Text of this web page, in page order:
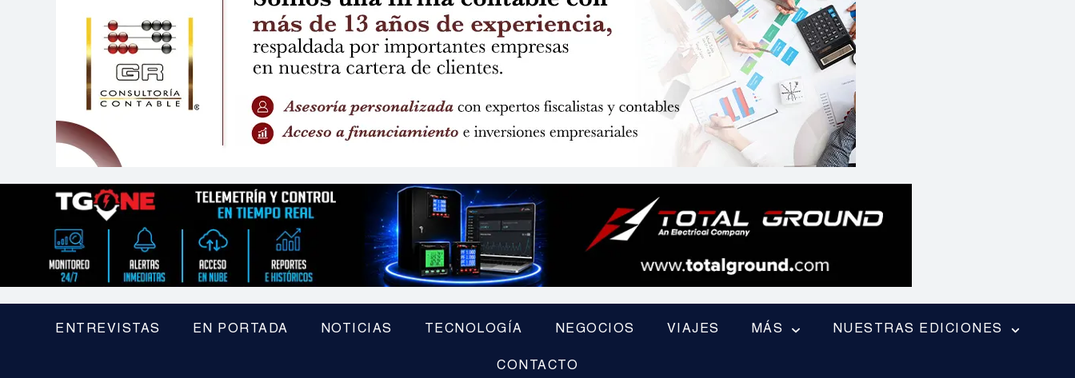
ENTREVISTAS EN PORTADA NOTICIAS TECNOLOGÍA NEGOCIOS VIAJES MÁS NUESTRAS EDICIONES
CONTACTO